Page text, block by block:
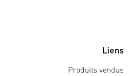
Liens
Produits vendus